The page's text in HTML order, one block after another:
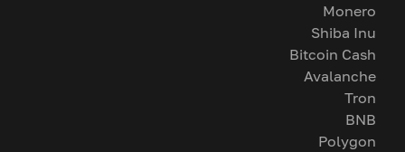
Monero
Shiba Inu
Bitcoin Cash
Avalanche
Tron
BNB
Polygon